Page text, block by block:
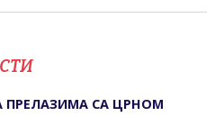
ПРЕЛАЗИМА СА ЦРНОМ